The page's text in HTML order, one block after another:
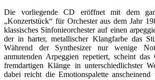
Die vorliegende CD eröffnet mit dem
„Konzertstück“ für Orchester aus dem Jahr
klassisches Sinfonieorchester auf einen
der in harter, metallischer Klangfarbe das
Während der Synthesizer nur wenige
anmutenden Arpeggien repetiert, scheint das
fremdartigen Klänge in unterschiedlichster
dabei reicht die Emotionspalette anscheinend